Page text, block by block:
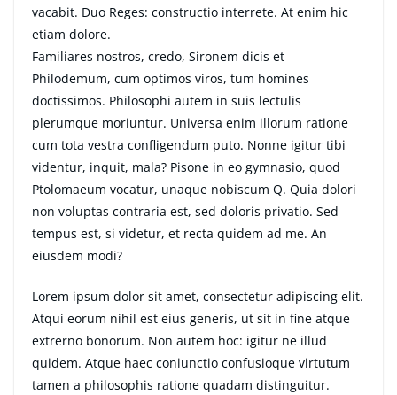
vacabit. Duo Reges: constructio interrete. At enim hic
etiam dolore.
Familiares nostros, credo, Sironem dicis et
Philodemum, cum optimos viros, tum homines
doctissimos. Philosophi autem in suis lectulis
plerumque moriuntur. Universa enim illorum ratione
cum tota vestra confligendum puto. Nonne igitur tibi
videntur, inquit, mala? Pisone in eo gymnasio, quod
Ptolomaeum vocatur, unaque nobiscum Q. Quia dolori
non voluptas contraria est, sed doloris privatio. Sed
tempus est, si videtur, et recta quidem ad me. An
eiusdem modi?
Lorem ipsum dolor sit amet, consectetur adipiscing elit.
Atqui eorum nihil est eius generis, ut sit in fine atque
extrerno bonorum. Non autem hoc: igitur ne illud
quidem. Atque haec coniunctio confusioque virtutum
tamen a philosophis ratione quadam distinguitur.